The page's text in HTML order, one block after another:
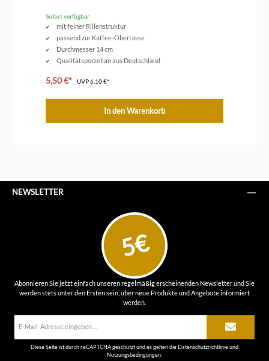
Sofort verfügbar
mit feiner Rillenstruktur
passend zur Kaffee-Obertasse
Durchmesser 14 cm
Qualitätsporzellan aus Deutschland
5,50 €* UVP6,10 €*
In den Warenkorb
NEWSLETTER
5€
Abonnieren Sie jetzt einfach unseren regelmäßig erscheinenden Newsletter und Sie
werden stets unter den Ersten sein, über neue Produkte und Angebote informiert
werden.
Diese Seite ist durch reCAPTCHA geschützt und es gelten die Datenschutzrichtlinieund
Nutzungsbedingungen.